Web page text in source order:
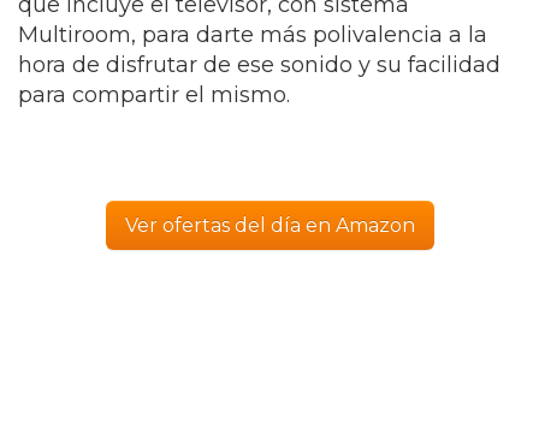
Multiroom, para darte más polivalencia a la
hora de disfrutar de ese sonido y su facilidad
para compartir el mismo.
Ver ofertas del día en Amazon